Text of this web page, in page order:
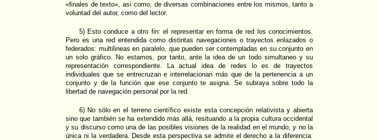
«finales de texto», así como, de diversas combinaciones entre los mismos, tanto a
voluntad del autor, como del lector.
5) Esto conduce a otro fin: el representar en forma de red los conocimientos.
Pero es una red entendida como distintas navegaciones o trayectos enlazados o
federados: multilineas en paralelo, que pueden ser contempladas en su conjunto en
un solo gráfico. No estamos, por tanto, ante la idea de un todo simultaneo y su
representación correspondiente. La actual idea de redes lo es de trayectos
individuales que se entrecruzan e interrelacionan más que de la pertenencia a un
conjunto y de la función que ese conjunto te asigna. Se subraya sobre todo la
libertad de navegación personal por la red.
6) No sólo en el terreno científico existe esta concepción relativista y abierta
sino que también se ha extendido más allá, resituando a la propia cultura occidental
y su discurso como una de las posibles visiones de la realidad en el mundo, y no la
única ni la verdadera. Desde esta perspectiva se admite el derecho a la diferencia: